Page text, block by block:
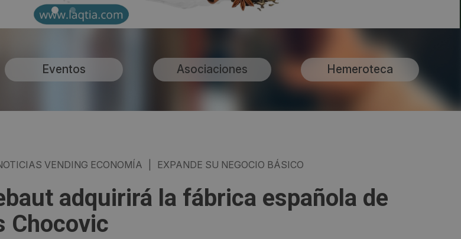
Eventos Asociaciones Hemeroteca
VENDING ECONOMÍA EXPANDE SU NEGOCIO BÁSICO
adquirirá la fábrica española de
Chocovic